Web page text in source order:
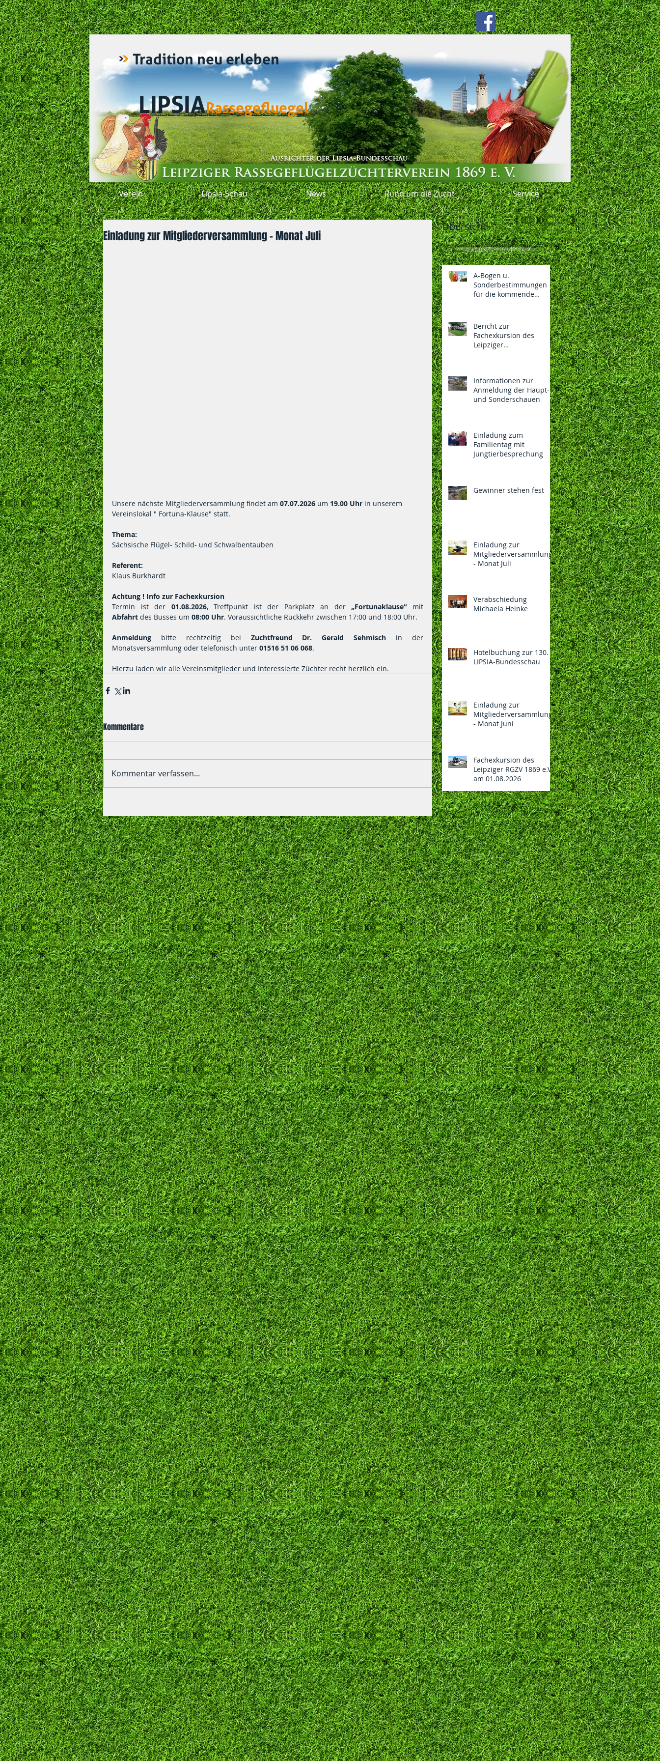
LIPSIARassegefluegel
Tradition neu erleben
Verein Lipsia-Schau News Rund um die Zucht Service
Einladung zur Mitgliederversammlung - Monat Juli
Unsere nächste Mitgliederversammlung findet am 07.07.2026 um 19.00 Uhr in unserem
Vereinslokal " Fortuna-Klause" statt.
Thema:
Sächsische Flügel- Schild- und Schwalbentauben
Referent:
Klaus Burkhardt
Achtung ! Info zur Fachexkursion
Termin ist der 01.08.2026, Treffpunkt ist der Parkplatz an der „Fortunaklause“
Abfahrt des Busses um 08:00 Uhr. Voraussichtliche Rückkehr zwischen 17:00 und 18:00 Uhr.
Anmeldung bitte rechtzeitig bei Zuchtfreund Dr. Gerald Sehmisch in der
Monatsversammlung oder telefonisch unter 01516 51 06 068.
Hierzu laden wir alle Vereinsmitglieder und Interessierte Züchter recht herzlich ein.
Kommentare
Kommentar verfassen...
Übersicht
A-Bogen u.
Sonderbestimmungen
für die kommende
130.LIPSIA-Bundesschau
und 108. Nationalen des
BDRG vom
04.-06.12.2026 in
Vorbereitung
Bericht zur
Fachexkursion des
Leipziger
Rassegeflügelzüchterver
Informationen zur
Anmeldung der Haupt-
und Sonderschauen
Einladung zum
Familientag mit
Jungtierbesprechung
Gewinner stehen fest
Einladung zur
Mitgliederversammlung
- Monat Juli
Verabschiedung
Michaela Heinke
Hotelbuchung zur 130.
LIPSIA-Bundesschau
Einladung zur
Mitgliederversammlung
- Monat Juni
Fachexkursion des
Leipziger RGZV 1869 e.V.
am 01.08.2026